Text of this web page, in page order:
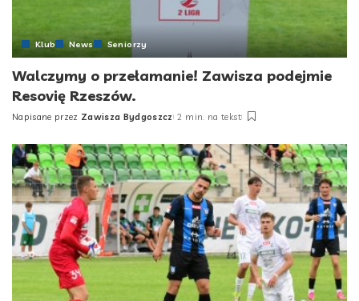
Klub News Seniorzy
Walczymy o przełamanie! Zawisza podejmie
Resovię Rzeszów.
Posted
Napisane przez Zawisza Bydgoszcz 2 min. na tekst